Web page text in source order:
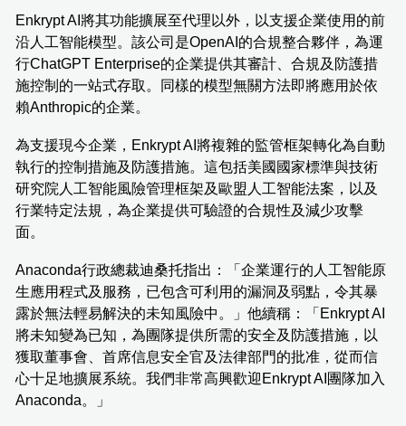
Enkrypt AI將其功能擴展至代理以外，以支援企業使用的前
沿人工智能模型。該公司是OpenAI的合規整合夥伴，為運
行ChatGPT Enterprise的企業提供其審計、合規及防護措
施控制的一站式存取。同樣的模型無關方法即將應用於依
賴Anthropic的企業。
為支援現今企業，Enkrypt AI將複雜的監管框架轉化為自動
執行的控制措施及防護措施。這包括美國國家標準與技術
研究院人工智能風險管理框架及歐盟人工智能法案，以及
行業特定法規，為企業提供可驗證的合規性及減少攻擊
面。
Anaconda行政總裁迪桑托指出：「企業運行的人工智能原
生應用程式及服務，已包含可利用的漏洞及弱點，令其暴
露於無法輕易解決的未知風險中。」他續稱：「Enkrypt AI
將未知變為已知，為團隊提供所需的安全及防護措施，以
獲取董事會、首席信息安全官及法律部門的批准，從而信
心十足地擴展系統。我們非常高興歡迎Enkrypt AI團隊加入
Anaconda。」